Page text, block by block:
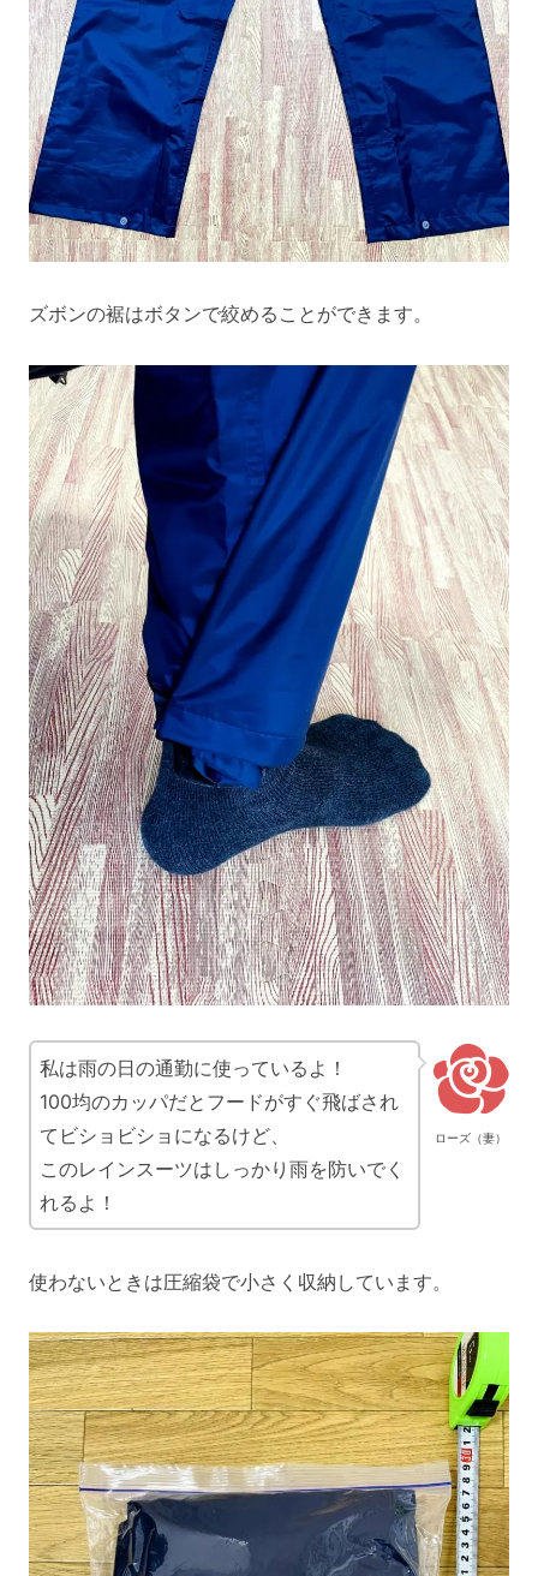
ズボンの裾はボタンで絞めることができます。
ローズ（妻）
私は雨の日の通勤に使っているよ！
100均のカッパだとフードがすぐ飛ばされ
てビショビショになるけど、
このレインスーツはしっかり雨を防いでく
れるよ！
使わないときは圧縮袋で小さく収納しています。